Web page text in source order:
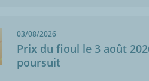
03/08/2026
Prix du fioul le 3 août
poursuit
01/02/2015